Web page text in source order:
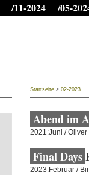
/11-2024 /05-
Startseite > 02-2023
Abend im
2021:Juni /
Final Days
2023:Februar /